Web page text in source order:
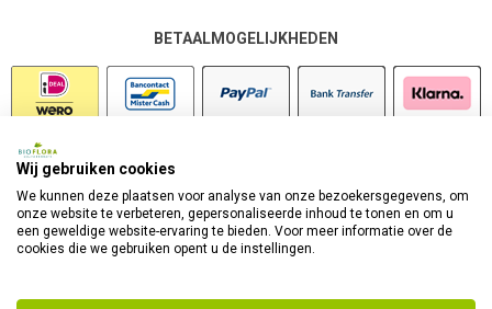
BETAALMOGELIJKHEDEN
Wij gebruiken cookies
We kunnen deze plaatsen voor analyse van onze bezoekersgegevens, om
onze website te verbeteren, gepersonaliseerde inhoud te tonen en om u
een geweldige website-ervaring te bieden. Voor meer informatie over de
cookies die we gebruiken opent u de instellingen.